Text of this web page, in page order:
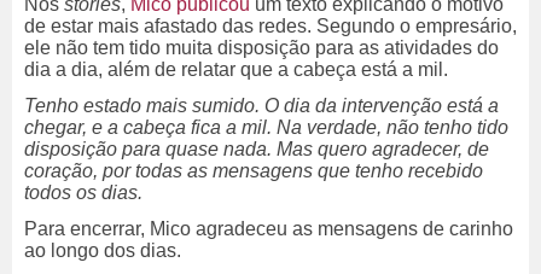
Nos stories, Mico publicou um texto explicando o motivo
de estar mais afastado das redes. Segundo o empresário,
ele não tem tido muita disposição para as atividades do
dia a dia, além de relatar que a cabeça está a mil.
Tenho estado mais sumido. O dia da intervenção está a
chegar, e a cabeça fica a mil. Na verdade, não tenho tido
disposição para quase nada. Mas quero agradecer, de
coração, por todas as mensagens que tenho recebido
todos os dias.
Para encerrar, Mico agradeceu as mensagens de carinho
ao longo dos dias.